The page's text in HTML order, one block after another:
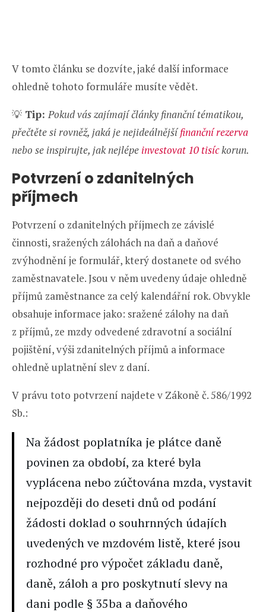
V tomto článku se dozvíte, jaké další informace
ohledně tohoto formuláře musíte vědět.
💡 Tip:Pokud vás zajímají články finanční tématikou,
přečtěte si rovněž, jaká je nejideálnějšífinanční rezerva
nebo se inspirujte, jak nejlépe investovat 10 tisíckorun.
Potvrzení o zdanitelných
příjmech
Potvrzení o zdanitelných příjmech ze závislé
činnosti, sražených zálohách na daň a daňové
zvýhodnění je formulář, který dostanete od svého
zaměstnavatele. Jsou v něm uvedeny údaje ohledně
příjmů zaměstnance za celý kalendářní rok. Obvykle
obsahuje informace jako: sražené zálohy na daň
z příjmů, ze mzdy odvedené zdravotní a sociální
pojištění, výši zdanitelných příjmů a informace
ohledně uplatnění slev z daní.
V právu toto potvrzení najdete v Zákoně č. 586/1992
Sb.:
Na žádost poplatníka je plátce daně
povinen za období, za které byla
vyplácena nebo zúčtována mzda, vystavit
nejpozději do deseti dnů od podání
žádosti doklad o souhrnných údajích
uvedených ve mzdovém listě, které jsou
rozhodné pro výpočet základu daně,
daně, záloh a pro poskytnutí slevy na
dani podle § 35ba a daňového